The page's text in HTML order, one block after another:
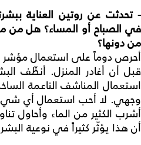
-تحدثت عن روتين العناية
في الصباح أو المساء؟ هل من
من دونها؟
قبل أن أغادر المنزل. أنظّف
استعمال المناشف الناعمة
وجهي. لا أحب استعمال أي
أشرب الكثير من الماء وأحاول
أن هذا يؤثّر كثيراً في نوعية